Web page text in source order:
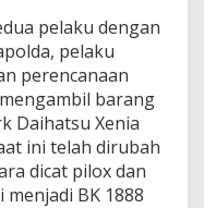
pelaku dengan
pelaku
perencanaan
barang
Daihatsu Xenia
ini telah dirubah
dicat pilox dan
BK 1888